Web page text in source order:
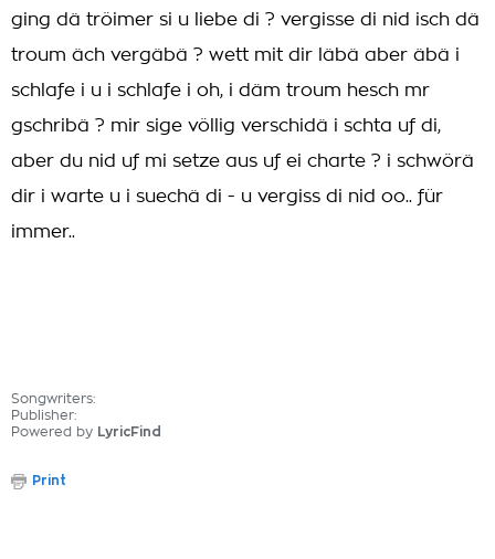
ging dä tröimer si u liebe di ? vergisse di nid isch dä
troum äch vergäbä ? wett mit dir läbä aber äbä i
schlafe i u i schlafe i oh, i däm troum hesch mr
gschribä ? mir sige völlig verschidä i schta uf di,
aber du nid uf mi setze aus uf ei charte ? i schwörä
dir i warte u i suechä di - u vergiss di nid oo.. für
immer..
Songwriters:
Publisher:
Powered by LyricFind
Print